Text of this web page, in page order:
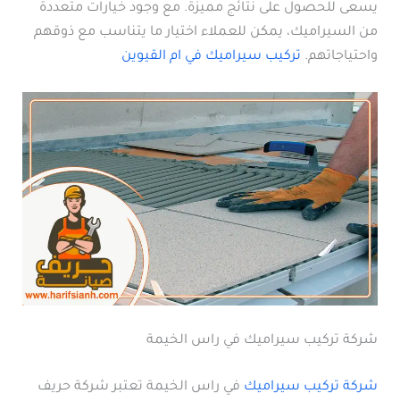
يسعى للحصول على نتائج مميزة. مع وجود خيارات متعددة
من السيراميك، يمكن للعملاء اختيار ما يتناسب مع ذوقهم
واحتياجاتهم. تركيب سيراميك في ام القيوين
شركة تركيب سيراميك في راس الخيمة
شركة تركيب سيراميك في راس الخيمة تعتبر شركة حريف